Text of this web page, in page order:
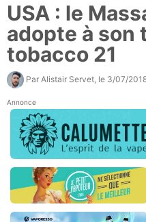
USA : le
adopte à son
tobacco 21
Par Alistair Servet , le 3/07/
Annonce